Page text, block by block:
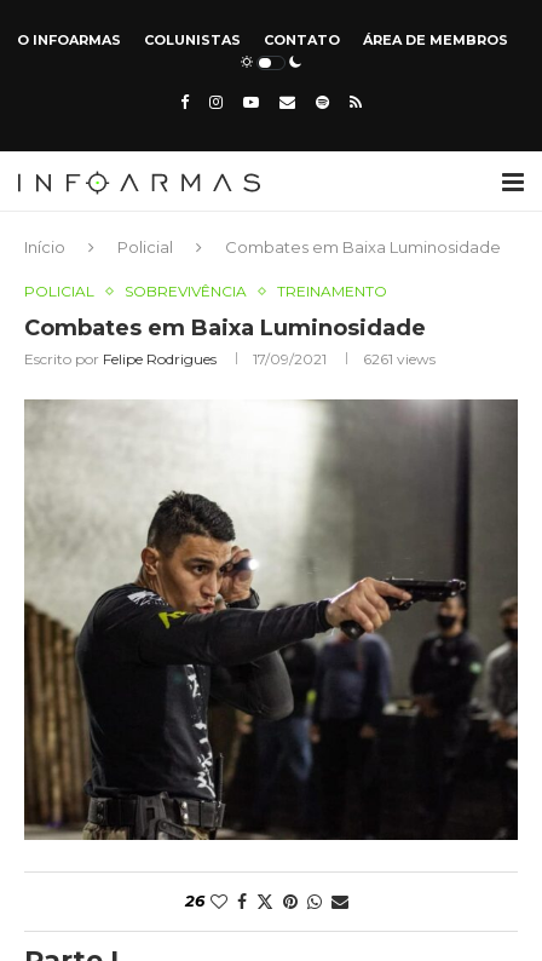
O INFOARMAS COLUNISTAS CONTATO ÁREA DE MEMBROS
Início Policial Combates em Baixa Luminosidade
POLICIAL SOBREVIVÊNCIA TREINAMENTO
Combates em Baixa Luminosidade
Escrito por Felipe Rodrigues 17/09/2021 6261 views
26